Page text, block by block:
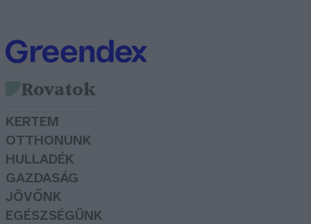
Rovatok
KERTEM
OTTHONUNK
HULLADÉK
GAZDASÁG
JÖVŐNK
EGÉSZSÉGÜNK